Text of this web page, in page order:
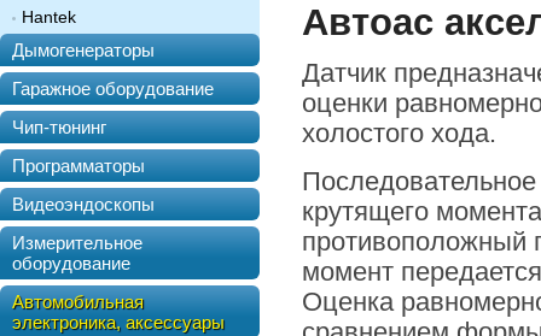
Hantek
Дымогенераторы
Гаражное оборудование
Чип-тюнинг
Программаторы
Видеоэндоскопы
Измерительное
оборудование
Автомобильная
электроника, аксессуары
Автоас
Датчик
оценки
холостого хода.
крутящего
противоположный
момент
Оценка